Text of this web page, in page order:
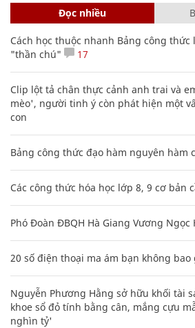
Đọc nhiều
Cách học thuộc nhanh Bảng công
"thần chú"
17
Clip lột tả chân thực cảnh anh trai và
mèo', người tinh ý còn phát hiện một
con
Bảng công thức đạo hàm nguyên hàm
Các công thức hóa học lớp 8, 9 cơ bản
Phó Đoàn ĐBQH Hà Giang Vương Ngọc
20 số điện thoại ma ám bạn không
Nguyễn Phương Hằng sở hữu khối tài
khoe sổ đỏ tính bằng cân, mắng cựu
nghìn tỷ'